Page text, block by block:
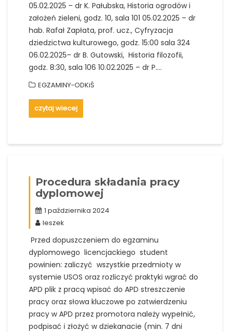
05.02.2025 – dr K. Pałubska, Historia ogrodów i
założeń zieleni, godz. 10, sala 101 05.02.2025 – dr
hab. Rafał Zapłata, prof. ucz., Cyfryzacja
dziedzictwa kulturowego, godz. 15:00 sala 324
06.02.2025– dr B. Gutowski, Historia filozofii,
godz. 8:30, sala 106 10.02.2025 – dr P.…
EGZAMINY-ODKiŚ
czytaj wiecej
Procedura składania pracy
dyplomowej
1 października 2024
leszek
Przed dopuszczeniem do egzaminu
dyplomowego licencjackiego student
powinien: zaliczyć wszystkie przedmioty w
systemie USOS oraz rozliczyć praktyki wgrać do
APD plik z pracą wpisać do APD streszczenie
pracy oraz słowa kluczowe po zatwierdzeniu
pracy w APD przez promotora należy wypełnić,
podpisać i złożyć w dziekanacie (min. 7 dni